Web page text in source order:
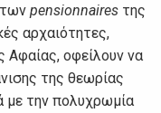
pensionnaires της
αρχαιότητες,
οφείλουν να
της θεωρίας
με την πολυχρωμία